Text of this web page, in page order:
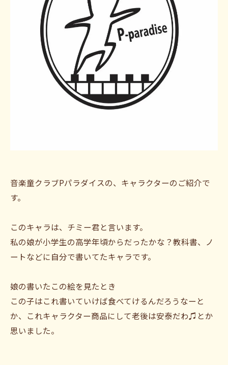
音楽童クラブPパラダイスの、キャラクターのご紹介で
す。
このキャラは、チミー君と言います。
私の娘が小学生の高学年頃からだったかな？教科書、ノ
ートなどに自分で書いてたキャラです。
娘の書いたこの絵を見たとき
この子はこれ書いていけば食べてけるんだろうなーと
か、これキャラクター商品にして老後は安泰だわ♫とか
思いました。